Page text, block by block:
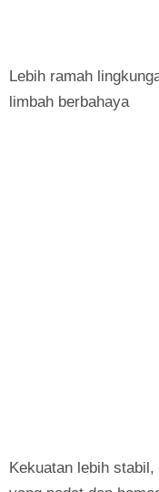
Lebih ramah
limbah berbahaya
Kekuatan lebih